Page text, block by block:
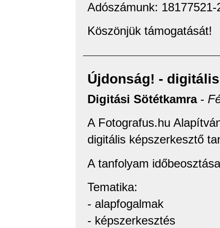
Adószámunk: 18177521-
Köszönjük támogatását!
Újdonság! -
Digitási Sötétkamra-
A Fotografus.hu
digitális képszerkesztő
A tanfolyam
Tematika:
- alapfogalmak
- képszerkesztés